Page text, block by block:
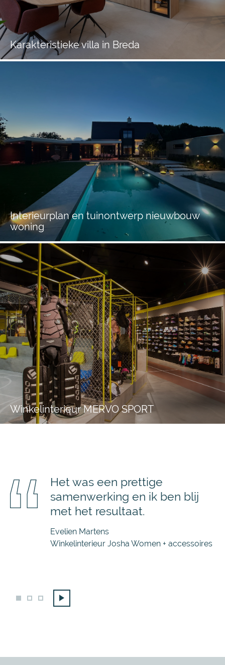
Karakteristieke villa in Breda
Interieurplan en tuinontwerp nieuwbouw
woning
Winkelinterieur MERVO SPORT
Het was een prettige
samenwerking en ik ben blij
met het resultaat.
Evelien Martens
Winkelinterieur Josha Women + accessoires